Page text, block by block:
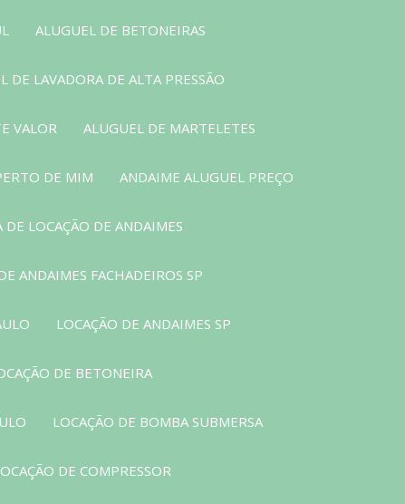
ALUGUEL DE BETONEIRAS
DE LAVADORA DE ALTA PRESSÃO
VALOR ALUGUEL DE MARTELETES
DE MIM ANDAIME ALUGUEL PREÇO
DE LOCAÇÃO DE ANDAIMES
ANDAIMES FACHADEIROS SP
LOCAÇÃO DE ANDAIMES SP
DE BETONEIRA
LOCAÇÃO DE BOMBA SUBMERSA
DE COMPRESSOR